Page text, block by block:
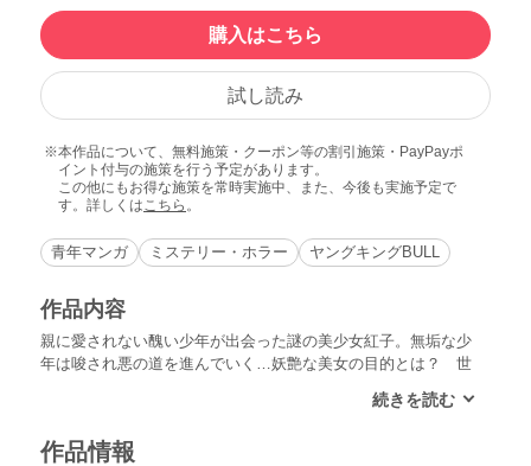
購入はこちら
試し読み
本作品について、無料施策・クーポン等の割引施策・PayPayポ
イント付与の施策を行う予定があります。
この他にもお得な施策を常時実施中、また、今後も実施予定で
す。詳しくはこちら 。
青年マンガ ミステリー・ホラー ヤングキングBULL
作品内容
親に愛されない醜い少年が出会った謎の美少女紅子。無垢な少
年は唆され悪の道を進んでいく…妖艶な美女の目的とは？ 世
作品情報